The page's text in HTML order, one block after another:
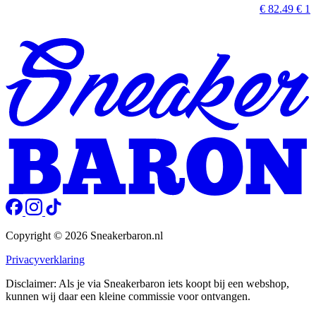
€ 82.49 €
Copyright © 2026 Sneakerbaron.nl
Privacyverklaring
Disclaimer: Als je via Sneakerbaron iets koopt bij een webshop,
kunnen wij daar een kleine commissie voor ontvangen.